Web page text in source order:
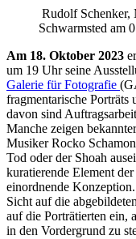
Rudolf Schenker,
Schwarmsted am
Am 18. Oktober 2023
um 19 Uhr seine
Galerie für Fotografie
fragmentarische Porträts
davon sind
Manche zeigen
Musiker Rocko
Tod oder der Shoah
kuratierende Element
einordnende
Sicht auf die
auf die Porträtierten ein,
in den Vordergrund zu